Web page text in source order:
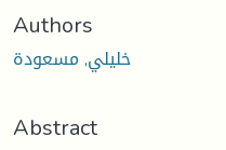
Authors
خليلي, مسعودة
Abstract